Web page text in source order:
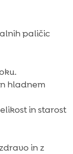
paličic
hladnem
in starost
in z